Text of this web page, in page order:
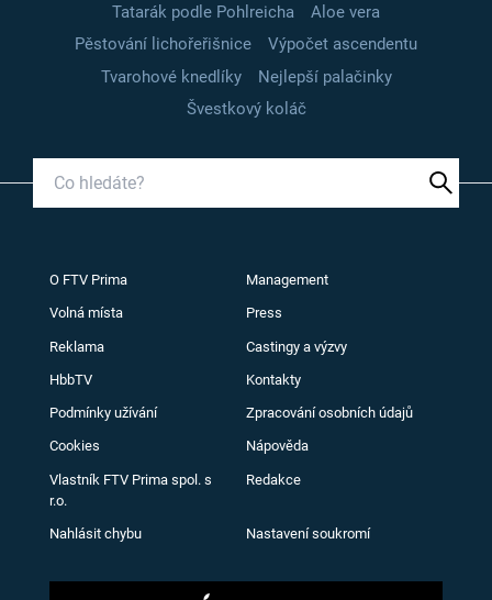
Tatarák podle Pohlreicha
Aloe vera
Pěstování lichořeřišnice
Výpočet ascendentu
Tvarohové knedlíky
Nejlepší palačinky
Švestkový koláč
O FTV Prima Management
Volná místa Press
Reklama Castingy a výzvy
HbbTV Kontakty
Podmínky užívání Zpracování osobních údajů
Cookies Nápověda
Vlastník FTV Prima spol. s
r.o.
Redakce
Nahlásit chybu Nastavení soukromí